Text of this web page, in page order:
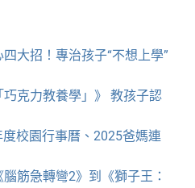
大招！專治孩子“不想上學”
巧克力教養學」》 教孩子認
校園行事曆、2025爸媽連
筋急轉彎2》到《獅子王：